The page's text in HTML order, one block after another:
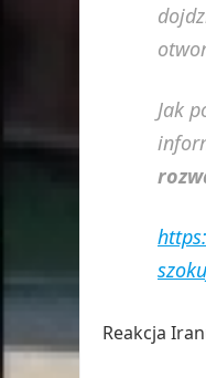
Jak
Reakcja